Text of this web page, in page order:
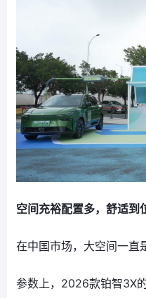
空间充裕配置多，舒适到
在中国市场，大空间一直
参数上，2026款铂智3X